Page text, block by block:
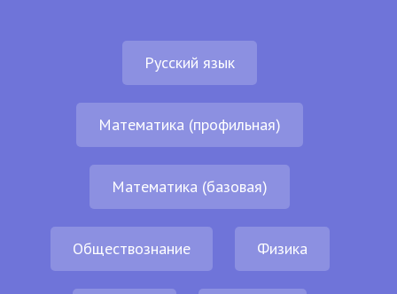
Русский язык
Математика (профильная)
Математика (базовая)
Обществознание Физика